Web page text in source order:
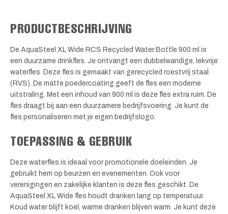
PRODUCTBESCHRIJVING
De AquaSteel XL Wide RCS Recycled Water Bottle 900 ml is
een duurzame drinkfles. Je ontvangt een dubbelwandige, lekvrije
waterfles. Deze fles is gemaakt van gerecycled roestvrij staal
(RVS). De matte poedercoating geeft de fles een moderne
uitstraling. Met een inhoud van 900 ml is deze fles extra ruim. De
fles draagt bij aan een duurzamere bedrijfsvoering. Je kunt de
fles personaliseren met je eigen bedrijfslogo.
TOEPASSING & GEBRUIK
Deze waterfles is ideaal voor promotionele doeleinden. Je
gebruikt hem op beurzen en evenementen. Ook voor
verenigingen en zakelijke klanten is deze fles geschikt. De
AquaSteel XL Wide fles houdt dranken lang op temperatuur.
Koud water blijft koel, warme dranken blijven warm. Je kunt deze